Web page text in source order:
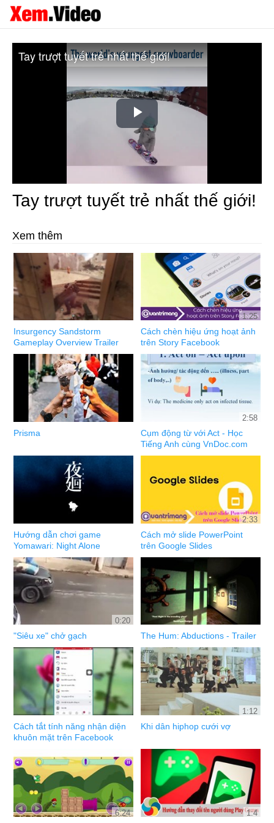
Play
Video
Tay trượt tuyết trẻ nhất thế giới!
Tay trượt tuyết trẻ nhất thế giới!
Xem thêm
Insurgency Sandstorm
Gameplay Overview Trailer
1:25
Cách chèn hiệu ứng hoạt ảnh
trên Story Facebook
Prisma
2:58
Cụm động từ với Act - Học
Tiếng Anh cùng VnDoc.com
Hướng dẫn chơi game
Yomawari: Night Alone
2:33
Cách mở slide PowerPoint
trên Google Slides
0:20
"Siêu xe" chở gạch The Hum: Abductions - Trailer
Cách tắt tính năng nhận diện
khuôn mặt trên Facebook
1:12
Khi dân hiphop cưới vợ
6:24 1:4